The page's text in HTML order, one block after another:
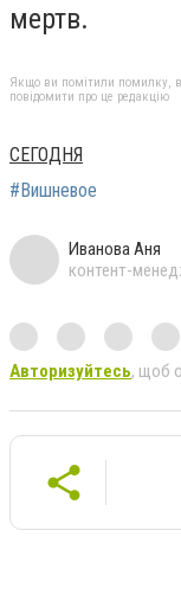
мертв.
Якщо ви помітили помилку,
повідомити про це редакцію
СЕГОДНЯ
#Вишневое
Иванова Аня
контент-
Авторизуйтесь, щоб